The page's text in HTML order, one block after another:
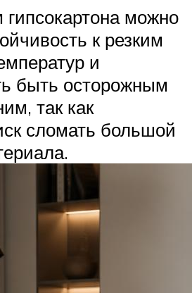
гипсокартона можно
к резким
и
быть осторожным
так как
сломать большой